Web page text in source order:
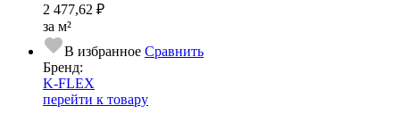
2 477,62 ₽
за м²
В избранное Сравнить
Бренд:
K-FLEX
перейти к товару